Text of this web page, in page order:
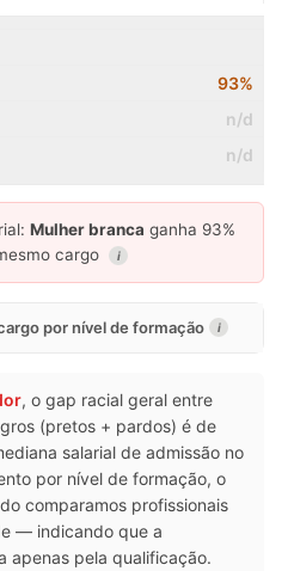
93%
n/d
n/d
Mulher branca ganha 93%
cargo
i
por nível de formação i
, o gap racial geral entre
(pretos + pardos) é de
salarial de admissão no
por nível de formação, o
comparamos profissionais
— indicando que a
apenas pela qualificação.